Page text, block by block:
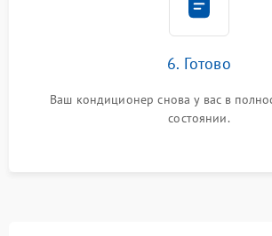
6. Готово
Ваш кондиционер снова у вас в
состоянии.